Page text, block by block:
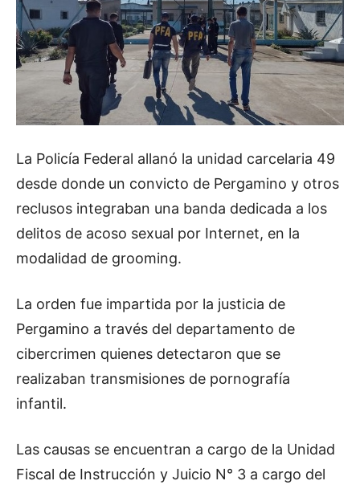
La Policía Federal allanó la unidad carcelaria 49
desde donde un convicto de Pergamino y otros
reclusos integraban una banda dedicada a los
delitos de acoso sexual por Internet, en la
modalidad de grooming.
La orden fue impartida por la justicia de
Pergamino a través del departamento de
cibercrimen quienes detectaron que se
realizaban transmisiones de pornografía
infantil.
Las causas se encuentran a cargo de la Unidad
Fiscal de Instrucción y Juicio N° 3 a cargo del